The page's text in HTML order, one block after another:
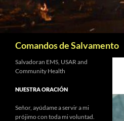
Comandos de Salvamento
Salvadoran EMS, USAR and
Community Health
NUESTRA ORACIÓN
Señor, ayúdame a servir a mi
prójimo con toda mi voluntad.